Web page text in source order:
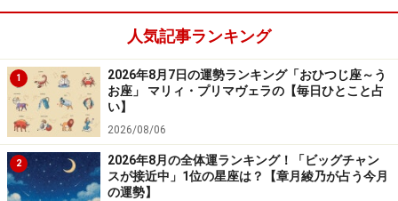
人気記事ランキング
1
2026年8月7日の運勢ランキング「おひつじ座～う
お座」 マリィ・プリマヴェラの【毎日ひとこと占
い】
2026/08/06
2
2026年8月の全体運ランキング！「ビッグチャン
スが接近中」1位の星座は？【章月綾乃が占う今月
の運勢】